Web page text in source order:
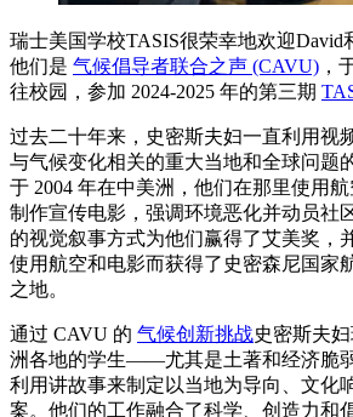
瑞士美国学校TASIS很荣幸地欢迎David
他们是 气候倡导者联合之声 (CAVU) ，
往校园，参加 2024-2025 年的第三期
过去二十年来，史密斯夫妇一直利用视
与气候变化相关的重大当地和全球问题
于 2004 年在中美洲，他们在那里使用
制作宣传电影，强调环境恶化并动员社
的视觉叙事方式为他们赢得了艾美奖，
使用航空和电影而获得了史密森尼国家
之地。
通过 CAVU 的 气候创新挑战史密斯夫
洲各地的学生——尤其是土著和经济脆
利用讲故事来制定以当地为导向、文化
案。他们的工作融合了科学、创造力和